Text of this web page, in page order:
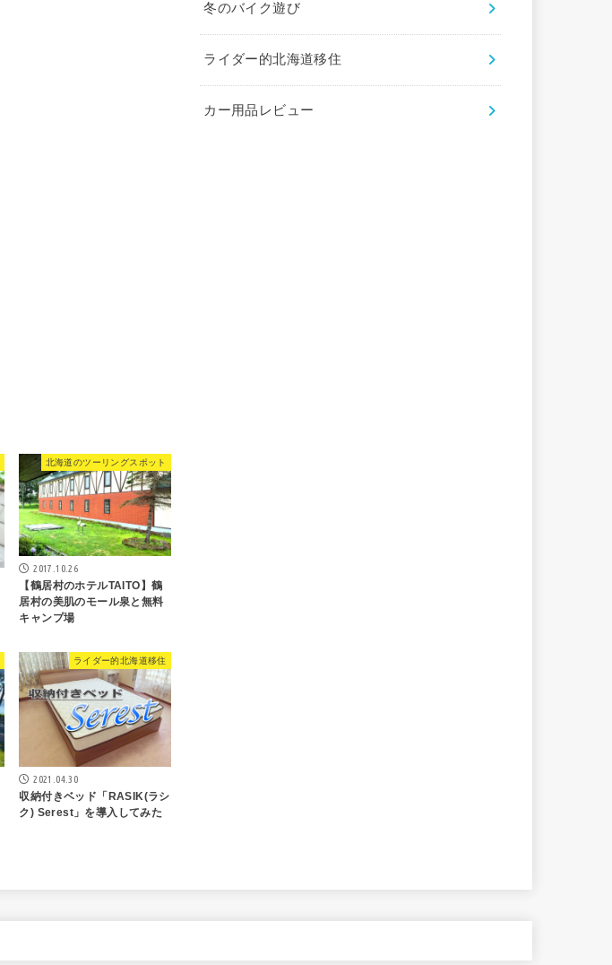
北海道のツーリングスポット
2017.10.26
【鶴居村のホテルTAITO】鶴
居村の美肌のモール泉と無料
キャンプ場
ライダー的北海道移住
2021.04.30
収納付きベッド「RASIK(ラシ
ク) Serest」を導入してみた
冬のバイク遊び
ライダー的北海道移住
カー用品レビュー